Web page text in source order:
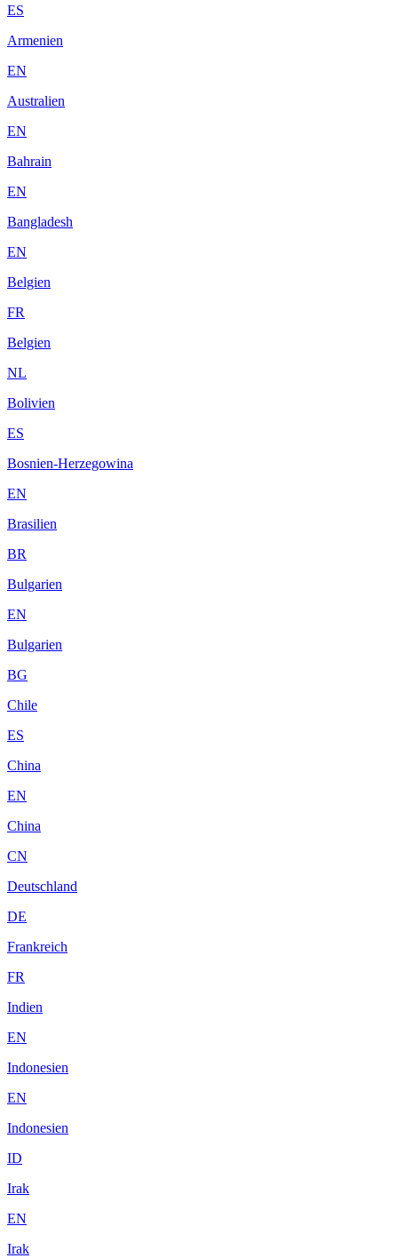
ES
Armenien
EN
Australien
EN
Bahrain
EN
Bangladesh
EN
Belgien
FR
Belgien
NL
Bolivien
ES
Bosnien-Herzegowina
EN
Brasilien
BR
Bulgarien
EN
Bulgarien
BG
Chile
ES
China
EN
China
CN
Deutschland
DE
Frankreich
FR
Indien
EN
Indonesien
EN
Indonesien
ID
Irak
EN
Irak